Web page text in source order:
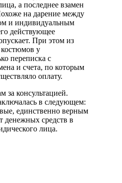
а последнее взамен
на дарение между
и индивидуальным
действующее
При этом из
костюмов у
переписка с
и счета, по которым
оплату.
за консультацией.
в следующем:
единственно верным
денежных средств в
лица.